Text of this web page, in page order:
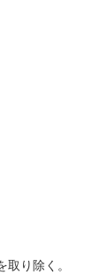
り除く。